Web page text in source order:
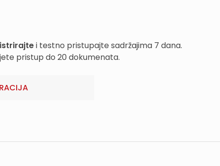
i testno pristupajte sadržajima 7 dana.
pristup do 20 dokumenata.